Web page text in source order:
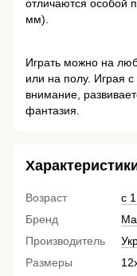
отличаются особой
мм).
Играть можно на
или на полу. Играя
внимание,
фантазия.
Возраст
с
Бренд
Производитель
Размеры